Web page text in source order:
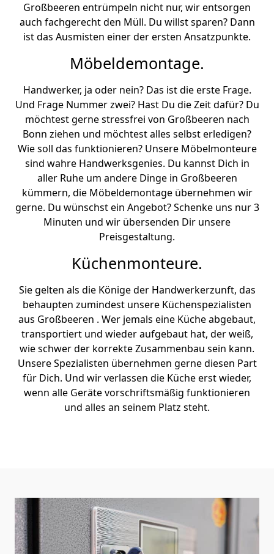
Großbeeren entrümpeln nicht nur, wir entsorgen
auch fachgerecht den Müll. Du willst sparen? Dann
ist das Ausmisten einer der ersten Ansatzpunkte.
Möbeldemontage.
Handwerker, ja oder nein? Das ist die erste Frage.
Und Frage Nummer zwei? Hast Du die Zeit dafür? Du
möchtest gerne stressfrei von Großbeeren nach
Bonn ziehen und möchtest alles selbst erledigen?
Wie soll das funktionieren? Unsere Möbelmonteure
sind wahre Handwerksgenies. Du kannst Dich in
aller Ruhe um andere Dinge in Großbeeren
kümmern, die Möbeldemontage übernehmen wir
gerne. Du wünschst ein Angebot? Schenke uns nur 3
Minuten und wir übersenden Dir unsere
Preisgestaltung.
Küchenmonteure.
Sie gelten als die Könige der Handwerkerzunft, das
behaupten zumindest unsere Küchenspezialisten
aus Großbeeren . Wer jemals eine Küche abgebaut,
transportiert und wieder aufgebaut hat, der weiß,
wie schwer der korrekte Zusammenbau sein kann.
Unsere Spezialisten übernehmen gerne diesen Part
für Dich. Und wir verlassen die Küche erst wieder,
wenn alle Geräte vorschriftsmäßig funktionieren
und alles an seinem Platz steht.